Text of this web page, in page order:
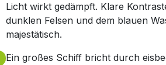
Licht wirkt gedämpft. Klare
dunklen Felsen und dem blauen
majestätisch.
Ein großes Schiff bricht durch